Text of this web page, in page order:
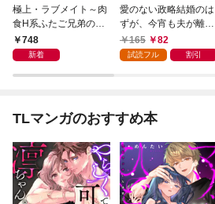
極上・ラブメイト～肉
食H系ふたご兄弟のお
気にいり～
748
新着
愛のない政略結婚のは
ずが、今宵も夫が離し
てくれません～無骨な
将軍は最愛妻に滾る恋
165 82
試読フル 割引
TLマンガのおすすめ本